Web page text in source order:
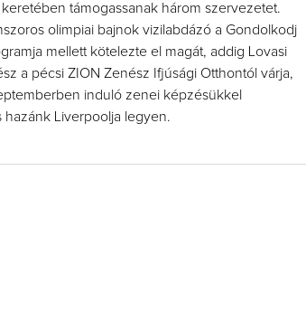
támogassanak három szervezetet.
olimpiai bajnok vizilabdázó a Gondolkodj
mellett kötelezte el magát, addig Lovasi
a pécsi ZION Zenész Ifjúsági Otthontól várja,
induló zenei képzésükkel
hazánk Liverpoolja legyen.